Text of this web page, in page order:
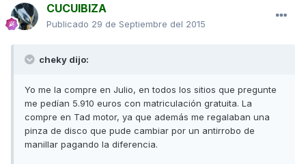
CUCUIBIZA
Publicado 29 de Septiembre del 2015
cheky dijo:
Yo me la compre en Julio, en todos los sitios que pregunte
me pedían 5.910 euros con matriculación gratuita. La
compre en Tad motor, ya que además me regalaban una
pinza de disco que pude cambiar por un antirrobo de
manillar pagando la diferencia.